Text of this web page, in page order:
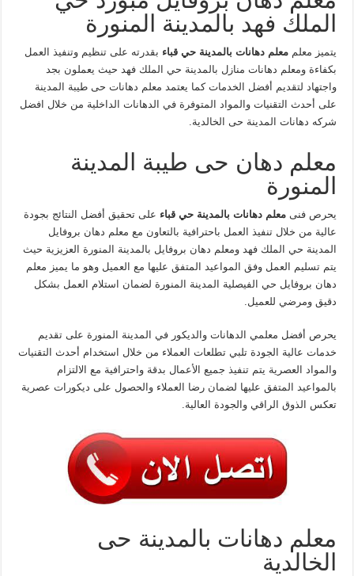
الملك فهد بالمدينة المنورة
يتميز معلممعلم دهانات بالمدينة حي قباء بقدرته على تنظيم وتنفيذ العمل
بكفاءة ومعلم دهانات منازل بالمدينة حي الملك فهد حيث يعملون بجد
واجتهاد لتقديم أفضل الخدمات كما يعتمد معلم دهانات حى طيبة المدينة
على أحدث التقنيات والمواد المتوفرة في الدهانات الداخلية من خلال افضل
شركه دهانات المدينة حى الخالدية.
معلم دهان حى طيبة المدينة
المنورة
يحرص فنىمعلم دهانات بالمدينة حي قباء على تحقيق أفضل النتائج بجودة
عالية من خلال تنفيذ العمل باحترافية بالتعاون مع معلم دهان بروفايل
المدينة حي الملك فهد ومعلم دهان بروفايل بالمدينة المنورة العزيزية حيث
يتم تسليم العمل وفق المواعيد المتفق عليها مع العميل وهو ما يميز معلم
دهان بروفايل حي الفيصلية المدينة المنورة لضمان استلام العمل بشكل
دقيق ومرضي للعميل.
يحرص أفضل معلمي الدهانات والديكور في المدينة المنورة على تقديم
خدمات عالية الجودة تلبي تطلعات العملاء من خلال استخدام أحدث التقنيات
والمواد العصرية يتم تنفيذ جميع الأعمال بدقة واحترافية مع الالتزام
بالمواعيد المتفق عليها لضمان رضا العملاء والحصول على ديكورات عصرية
تعكس الذوق الراقي والجودة العالية.
معلم دهانات بالمدينة حى
الخالدية